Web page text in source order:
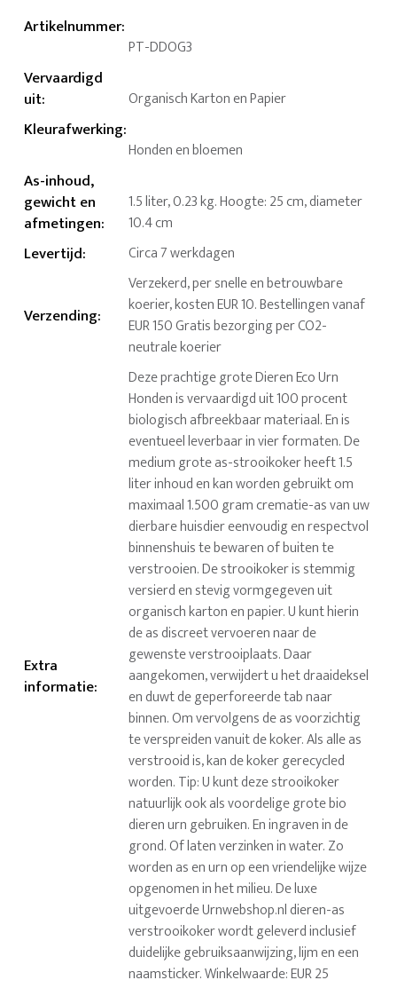
Artikelnummer:
PT-DDOG3
Vervaardigd
uit: Organisch Karton en Papier
Kleurafwerking:
Honden en bloemen
As-inhoud,
gewicht en
afmetingen:
1.5 liter, 0.23 kg. Hoogte: 25 cm, diameter
10.4 cm
Levertijd: Circa 7 werkdagen
Verzending:
Verzekerd, per snelle en betrouwbare
koerier, kosten EUR 10. Bestellingen vanaf
EUR 150 Gratis bezorging per CO2-
neutrale koerier
Extra
informatie:
Deze prachtige grote Dieren Eco Urn
Honden is vervaardigd uit 100 procent
biologisch afbreekbaar materiaal. En is
eventueel leverbaar in vier formaten. De
medium grote as-strooikoker heeft 1.5
liter inhoud en kan worden gebruikt om
maximaal 1.500 gram crematie-as van uw
dierbare huisdier eenvoudig en respectvol
binnenshuis te bewaren of buiten te
verstrooien. De strooikoker is stemmig
versierd en stevig vormgegeven uit
organisch karton en papier. U kunt hierin
de as discreet vervoeren naar de
gewenste verstrooiplaats. Daar
aangekomen, verwijdert u het draaideksel
en duwt de geperforeerde tab naar
binnen. Om vervolgens de as voorzichtig
te verspreiden vanuit de koker. Als alle as
verstrooid is, kan de koker gerecycled
worden. Tip: U kunt deze strooikoker
natuurlijk ook als voordelige grote bio
dieren urn gebruiken. En ingraven in de
grond. Of laten verzinken in water. Zo
worden as en urn op een vriendelijke wijze
opgenomen in het milieu. De luxe
uitgevoerde Urnwebshop.nl dieren-as
verstrooikoker wordt geleverd inclusief
duidelijke gebruiksaanwijzing, lijm en een
naamsticker. Winkelwaarde: EUR 25